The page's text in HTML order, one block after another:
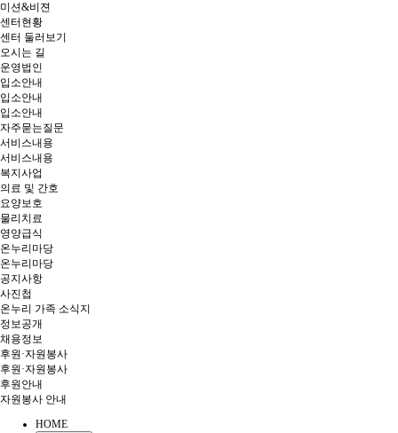
미션&비젼
센터현황
센터 둘러보기
오시는 길
운영법인
입소안내
입소안내
입소안내
자주묻는질문
서비스내용
서비스내용
복지사업
의료 및 간호
요양보호
물리치료
영양급식
온누리마당
온누리마당
공지사항
사진첩
온누리 가족 소식지
정보공개
채용정보
후원·자원봉사
후원·자원봉사
후원안내
자원봉사 안내
HOME